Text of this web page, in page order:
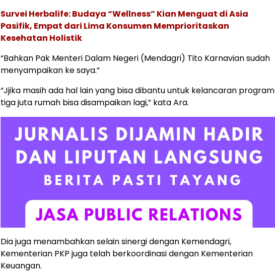
Survei Herbalife: Budaya “Wellness” Kian Menguat di Asia
Pasifik, Empat dari Lima Konsumen Memprioritaskan
Kesehatan Holistik
“Bahkan Pak Menteri Dalam Negeri (Mendagri) Tito Karnavian sudah
menyampaikan ke saya.”
“Jjika masih ada hal lain yang bisa dibantu untuk kelancaran program
tiga juta rumah bisa disampaikan lagi,” kata Ara.
Dia juga menambahkan selain sinergi dengan Kemendagri,
Kementerian PKP juga telah berkoordinasi dengan Kementerian
Keuangan.